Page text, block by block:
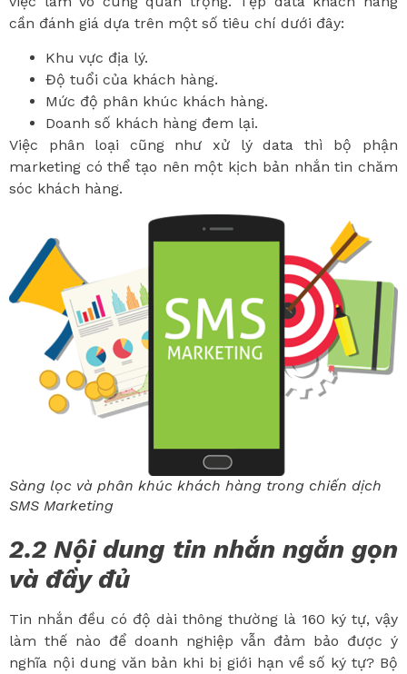
cần đánh giá dựa trên một số tiêu chí dưới đây:
Khu vực địa lý.
Độ tuổi của khách hàng.
Mức độ phân khúc khách hàng.
Doanh số khách hàng đem lại.
Việc phân loại cũng như xử lý data thì bộ phận
marketing có thể tạo nên một kịch bản nhắn tin chăm
sóc khách hàng.
Sàng lọc và phân khúc khách hàng trong chiến dịch
SMS Marketing
2.2 Nội dung tin nhắn ngắn gọn
và đầy đủ
Tin nhắn đều có độ dài thông thường là 160 ký tự, vậy
làm thế nào để doanh nghiệp vẫn đảm bảo được ý
nghĩa nội dung văn bản khi bị giới hạn về số ký tự? Bộ